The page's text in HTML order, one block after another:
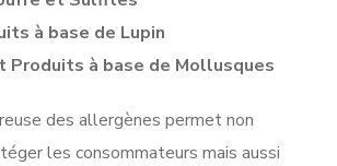
à base de Lupin
Produits à base de Mollusques
des allergènes permet non
les consommateurs mais aussi